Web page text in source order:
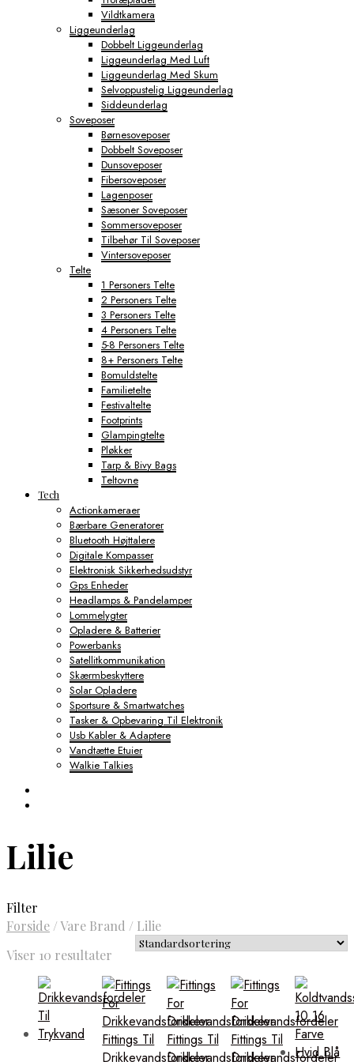
Vildtkamera
Liggeunderlag
Dobbelt Liggeunderlag
Liggeunderlag Med Luft
Liggeunderlag Med Skum
Selvoppustelig Liggeunderlag
Siddeunderlag
Soveposer
Børnesoveposer
Dobbelt Soveposer
Dunsoveposer
Fibersoveposer
Lagenposer
Sæsoner Soveposer
Sommersoveposer
Tilbehør Til Soveposer
Vintersoveposer
Telte
1 Personers Telte
2 Personers Telte
3 Personers Telte
4 Personers Telte
5-8 Personers Telte
8+ Personers Telte
Bomuldstelte
Familietelte
Festivaltelte
Footprints
Glampingtelte
Pløkker
Tarp & Bivy Bags
Teltovne
Tech
Actionkameraer
Bærbare Generatorer
Bluetooth Højttalere
Digitale Kompasser
Elektronisk Sikkerhedsudstyr
Gps Enheder
Headlamps & Pandelamper
Lommelygter
Opladere & Batterier
Powerbanks
Satellitkommunikation
Skærmbeskyttere
Solar Opladere
Sportsure & Smartwatches
Tasker & Opbevaring Til Elektronik
Usb Kabler & Adaptere
Vandtætte Etuier
Walkie Talkies
Lilie
Filter
Forside /Vare Brand / Lilie
Viser 10 resultater